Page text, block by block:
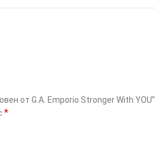
от G.A. Emporio Stronger With YOU”
*